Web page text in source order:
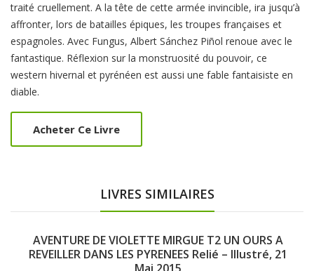
traité cruellement. A la tête de cette armée invincible, ira jusqu’à
affronter, lors de batailles épiques, les troupes françaises et
espagnoles. Avec Fungus, Albert Sánchez Piñol renoue avec le
fantastique. Réflexion sur la monstruosité du pouvoir, ce
western hivernal et pyrénéen est aussi une fable fantaisiste en
diable.
Acheter Ce Livre
LIVRES SIMILAIRES
AVENTURE DE VIOLETTE MIRGUE T2 UN OURS A
REVEILLER DANS LES PYRENEES Relié – Illustré, 21